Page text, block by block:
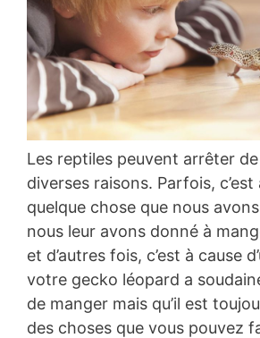
Les reptiles peuvent arrêter
diverses raisons. Parfois, c’est
quelque chose que nous
nous leur avons donné à
et d’autres fois, c’est à cause
votre gecko léopard a
de manger mais qu’il est
des choses que vous pouvez